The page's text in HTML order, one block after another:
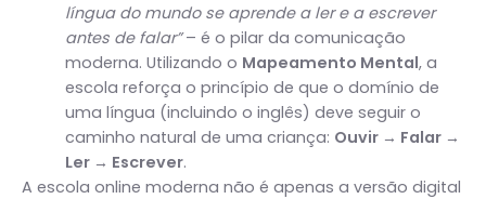
língua do mundo se aprende a ler e a escrever
antes de falar”– é o pilar da comunicação
moderna. Utilizando o Mapeamento Mental, a
escola reforça o princípio de que o domínio de
uma língua (incluindo o inglês) deve seguir o
caminho natural de uma criança: Ouvir → Falar →
Ler → Escrever.
A escola online moderna não é apenas a versão digital